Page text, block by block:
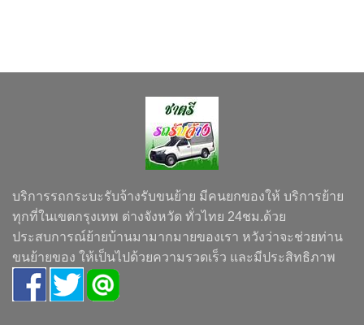
บริการรถกระบะรับจ้างรับขนย้าย มีคนยกของให้ บริการย้าย
ทุกที่ในเขตกรุงเทพ ต่างจังหวัด ทั่วไทย 24ชม.ด้วย
ประสบการณ์ย้ายบ้านมามากมายของเรา หวังว่าจะช่วยท่าน
ขนย้ายของ ให้เป็นไปด้วยความรวดเร็ว และมีประสิทธิภาพ